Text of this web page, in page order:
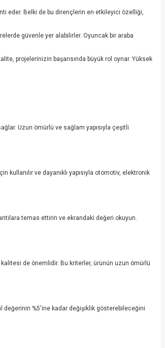
eder. Belki de bu dirençlerin en etkileyici özelliği,
güvenle yer alabilirler. Oyuncak bir araba
projelerinizin başarısında büyük rol oynar. Yüksek
Uzun ömürlü ve sağlam yapısıyla çeşitli
ve dayanıklı yapısıyla otomotiv, elektronik
temas ettirin ve ekrandaki değeri okuyun.
kalitesi de önemlidir. Bu kriterler, ürünün uzun ömürlü
değerinin %5'ine kadar değişiklik gösterebileceğini